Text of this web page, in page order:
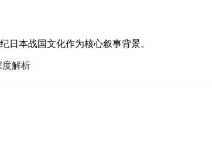
日本战国文化作为核心叙事背景。
度解析